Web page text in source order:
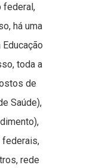
federal,
há uma
toda a
de
Saúde),
federais,
rede